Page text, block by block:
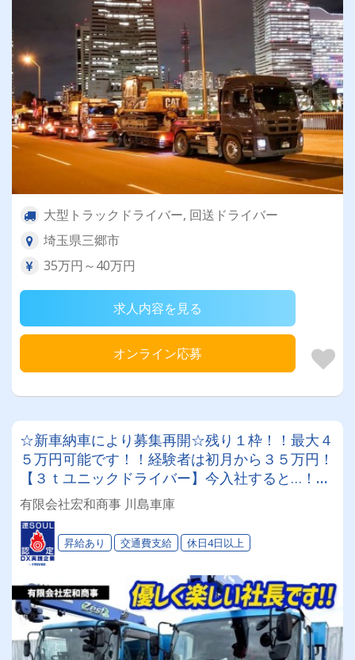
大型トラックドライバー, 回送ドライバー
埼玉県三郷市
35万円～40万円
求人内容を見る
オンライン応募
☆新車納車により募集再開☆残り１枠！！最大４
５万円可能です！！経験者は初月から３５万円！
【３ｔユニックドライバー】今入社すると…！社
長から良いこともあります…！ ◎基本朝8時～17
時勤務◎手積み手降しなし 未経験の方も是非１
度ご相談ください♪♪ 当社で最後の転職に！！
有限会社宏和商事 川島車庫
昇給あり 交通費支給 休日4日以上